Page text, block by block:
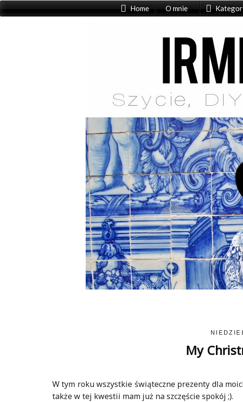
Home O mnie
My
W tym roku wszystkie świąteczne prezenty dla
także w tej kwestii mam już na szczęście spokój ;).